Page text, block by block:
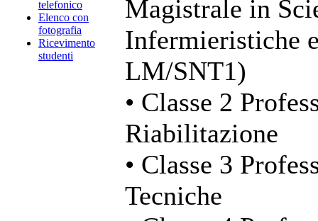
telefonico
Elenco con
fotografia
Ricevimento
studenti
Magistrale in
Infermieristiche
LM/SNT1)
• Classe 2
Riabilitazione
• Classe 3
Tecniche